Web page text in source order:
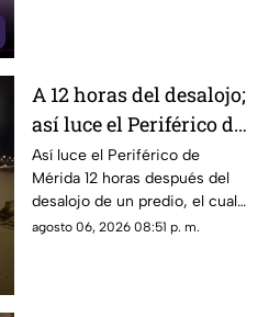
A 12 horas del desalojo;
así luce el Periférico de
Mérida tras bloqueo y
protestas de
manifestantes
Así luce el Periférico de
Mérida 12 horas después del
desalojo de un predio, el cual
provocó protestas, barricadas
agosto 06, 2026 08:51 p. m.